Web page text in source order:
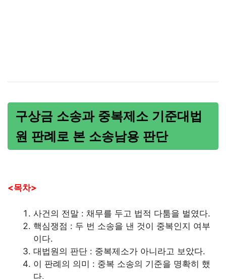
구상금 소송과 중복제소 기준대법
원 판례로 본 소송남용 판단
<목차>
사건의 전말 : 채무를 두고 법적 다툼을 벌였다.
핵심쟁점 : 두 번 소송을 낸 것이 중복인지 여부
이다.
대법원의 판단 : 중복제소가 아니라고 보았다.
이 판례의 의미 : 중복 소송의 기준을 명확히 했
다.